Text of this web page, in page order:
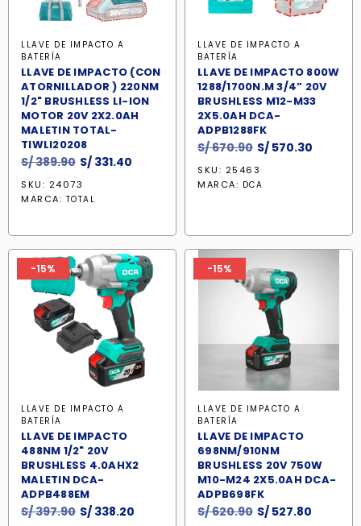
LLAVE DE IMPACTO A
BATERÍA
LLAVE DE IMPACTO (CON
ATORNILLADOR ) 220NM
1/2" BRUSHLESS LI-ION
MOTOR 20V 2X2.0AH
MALETIN TOTAL-
TIWLI20208
S/389.90 El
precio
original
S/ 331.40
SKU: 24073
MARCA: TOTAL
LLAVE DE IMPACTO A
BATERÍA
LLAVE DE IMPACTO 800W
1288/1700N.M 3/4” 20V
BRUSHLESS M12-M33
2X5.0AH DCA-
ADPB1288FK
S/670.90 El
precio
original
S/ 570.30
SKU: 25463
MARCA: DCA
-15%
LLAVE DE IMPACTO A
BATERÍA
LLAVE DE IMPACTO
488NM 1/2" 20V
BRUSHLESS 4.0AHX2
MALETIN DCA-
ADPB488EM
S/397.90 El
S/ 338.20
-15%
LLAVE DE IMPACTO A
BATERÍA
LLAVE DE IMPACTO
698NM/910NM
BRUSHLESS 20V 750W
M10-M24 2X5.0AH DCA-
ADPB698FK
S/620.90 El
S/ 527.80